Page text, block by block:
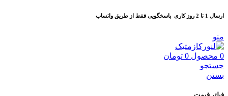
ارسال 1 تا 2 روز کاری پاسخگویی فقط از طریق واتساپ
منو
0 محصول 0 تومان
جستجو
بستن